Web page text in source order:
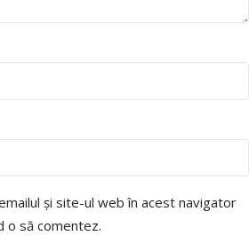
și site-ul web în acest navigator
o să comentez.